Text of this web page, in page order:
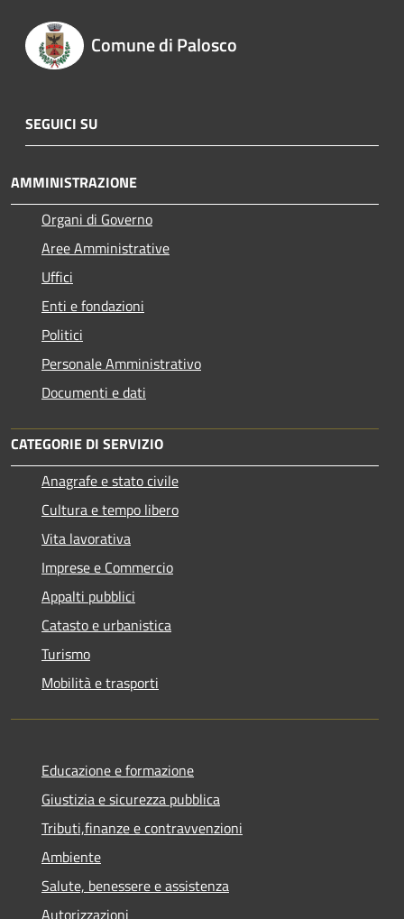
Comune di Palosco
SEGUICI SU
AMMINISTRAZIONE
Organi di Governo
Aree Amministrative
Uffici
Enti e fondazioni
Politici
Personale Amministrativo
Documenti e dati
CATEGORIE DI SERVIZIO
Anagrafe e stato civile
Cultura e tempo libero
Vita lavorativa
Imprese e Commercio
Appalti pubblici
Catasto e urbanistica
Turismo
Mobilità e trasporti
Educazione e formazione
Giustizia e sicurezza pubblica
Tributi,finanze e contravvenzioni
Ambiente
Salute, benessere e assistenza
Autorizzazioni